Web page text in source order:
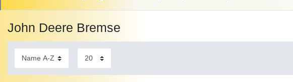
John Deere Bremse